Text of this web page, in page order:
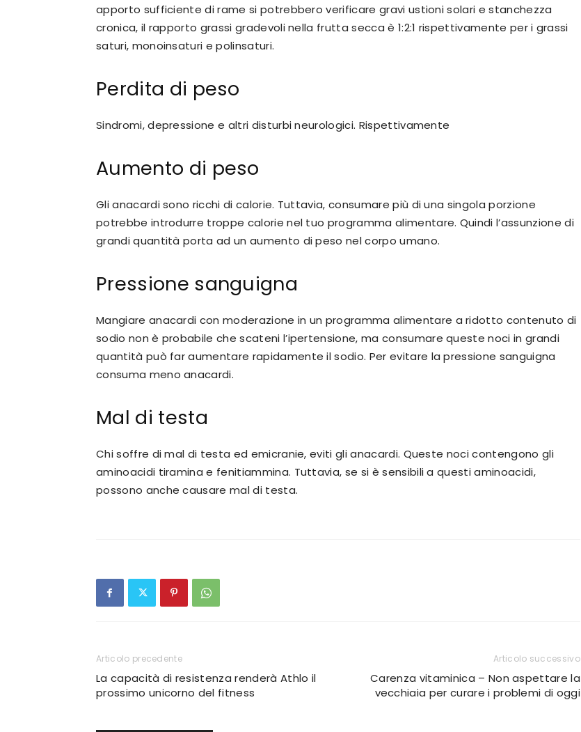
apporto sufficiente di rame si potrebbero verificare gravi ustioni solari e stanchezza
cronica, il rapporto grassi gradevoli nella frutta secca è 1:2:1 rispettivamente per i grassi
saturi, monoinsaturi e polinsaturi.
Perdita di peso
Sindromi, depressione e altri disturbi neurologici. Rispettivamente
Aumento di peso
Gli anacardi sono ricchi di calorie. Tuttavia, consumare più di una singola porzione
potrebbe introdurre troppe calorie nel tuo programma alimentare. Quindi l’assunzione di
grandi quantità porta ad un aumento di peso nel corpo umano.
Pressione sanguigna
Mangiare anacardi con moderazione in un programma alimentare a ridotto contenuto di
sodio non è probabile che scateni l’ipertensione, ma consumare queste noci in grandi
quantità può far aumentare rapidamente il sodio. Per evitare la pressione sanguigna
consuma meno anacardi.
Mal di testa
Chi soffre di mal di testa ed emicranie, eviti gli anacardi. Queste noci contengono gli
aminoacidi tiramina e fenitiammina. Tuttavia, se si è sensibili a questi aminoacidi,
possono anche causare mal di testa.
Articolo precedente
La capacità di resistenza renderà Athlo il
prossimo unicorno del fitness
Articolo successivo
Carenza vitaminica – Non aspettare la
vecchiaia per curare i problemi di oggi